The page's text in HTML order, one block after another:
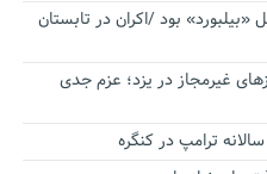
«بیلبورد» بود /اکران در تابستان
غیرمجاز در یزد؛ عزم جدی
ترامپ در کنگره